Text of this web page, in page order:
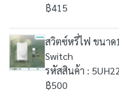
฿415
สวิตซ์หรี่ไฟ ขนาด
Switch
รหัสสินค้า :
฿500